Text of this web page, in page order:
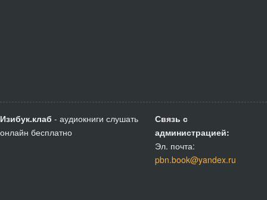
Изибук.клаб - аудиокниги слушать
онлайн бесплатно
Связь с
администрацией:
Эл. почта:
pbn.book@yandex.ru